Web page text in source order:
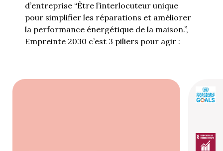
d’entreprise “Être l’interlocuteur unique
pour simplifier les réparations et améliorer
la performance énergétique de la maison.”,
Empreinte 2030 c’est 3 piliers pour agir :